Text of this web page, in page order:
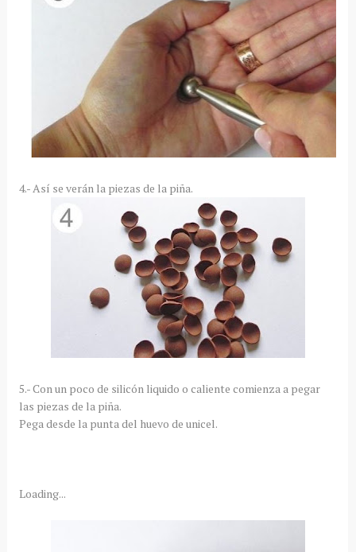
4.- Así se verán la piezas de la piña.
5.- Con un poco de silicón liquido o caliente comienza a pegar
las piezas de la piña.
Pega desde la punta del huevo de unicel.
Loading...